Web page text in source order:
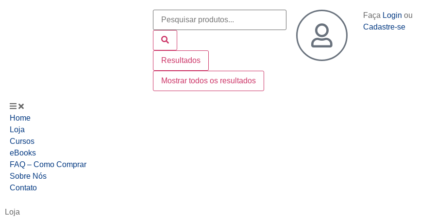
Resultados
Mostrar todos os resultados
Faça Login ou
Cadastre-se
Home
Loja
Cursos
eBooks
FAQ – Como Comprar
Sobre Nós
Contato
Loja